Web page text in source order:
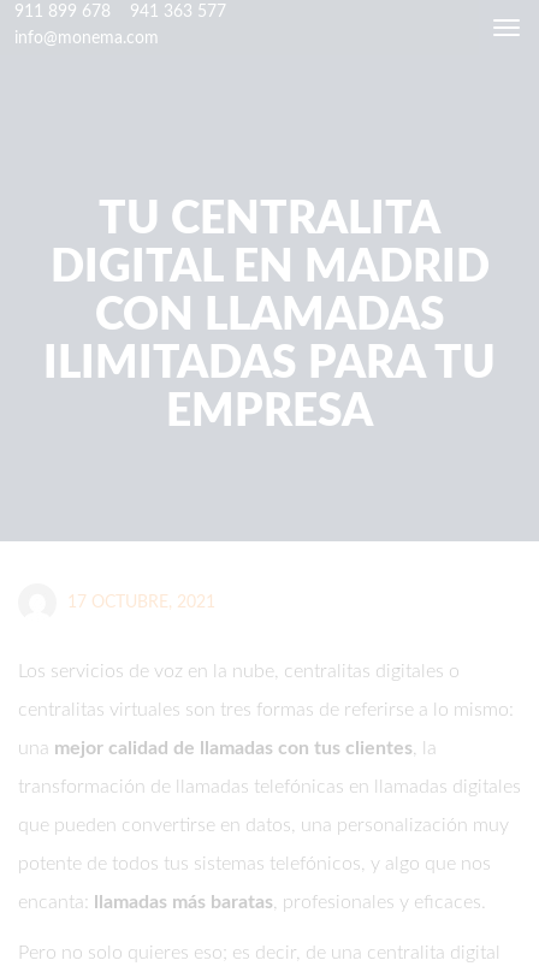
911 899 678
941 363 577
info@monema.com
TU CENTRALITA
DIGITAL EN MADRID
CON LLAMADAS
ILIMITADAS PARA TU
EMPRESA
17 OCTUBRE, 2021
Los servicios de voz en la nube, centralitas digitales o
centralitas virtuales son tres formas de referirse a lo mismo:
una mejor calidad de llamadas con tus clientes , la
transformación de llamadas telefónicas en llamadas digitales
que pueden convertirse en datos, una personalización muy
potente de todos tus sistemas telefónicos, y algo que nos
encanta:
llamadas más baratas , profesionales y eficaces.
Pero no solo quieres eso; es decir, de una centralita digital